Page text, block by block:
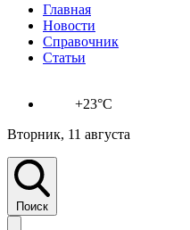
Главная
Новости
Справочник
Статьи
+23°C
Вторник, 11 августа
Поиск